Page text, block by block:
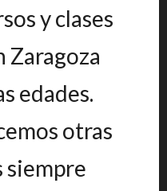
y clases
Zaragoza
edades.
otras
siempre